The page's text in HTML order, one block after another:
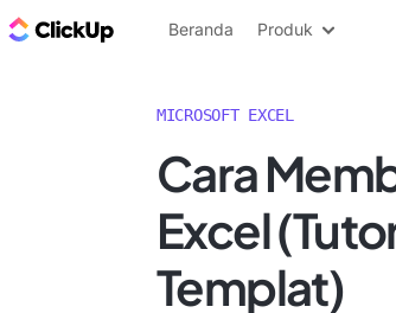
Blog ClickUp
Beranda Produk
MICROSOFT EXCEL
Cara
Excel
Templat)